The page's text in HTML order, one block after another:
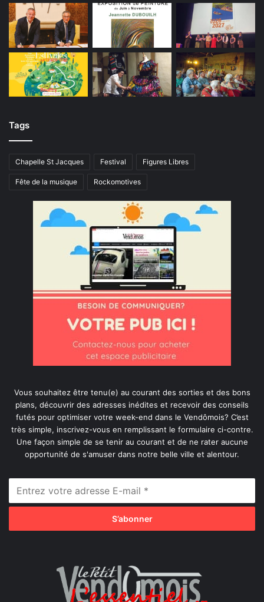
Tags
Chapelle St Jacques Festival Figures Libres
Fête de la musique Rockomotives
Vous souhaitez être tenu(e) au courant des sorties et des bons
plans, découvrir des adresses inédites et recevoir des conseils
futés pour optimiser votre week-end dans le Vendômois? C’est
très simple, inscrivez-vous en remplissant le formulaire ci-contre.
Une façon simple de se tenir au courant et de ne rater aucune
opportunité de s'amuser dans notre belle ville et alentour.